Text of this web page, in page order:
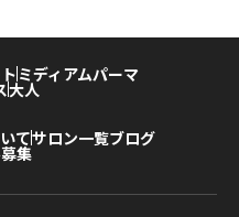
ミディアムパーマ
大人
てサロン一覧ブログ
集